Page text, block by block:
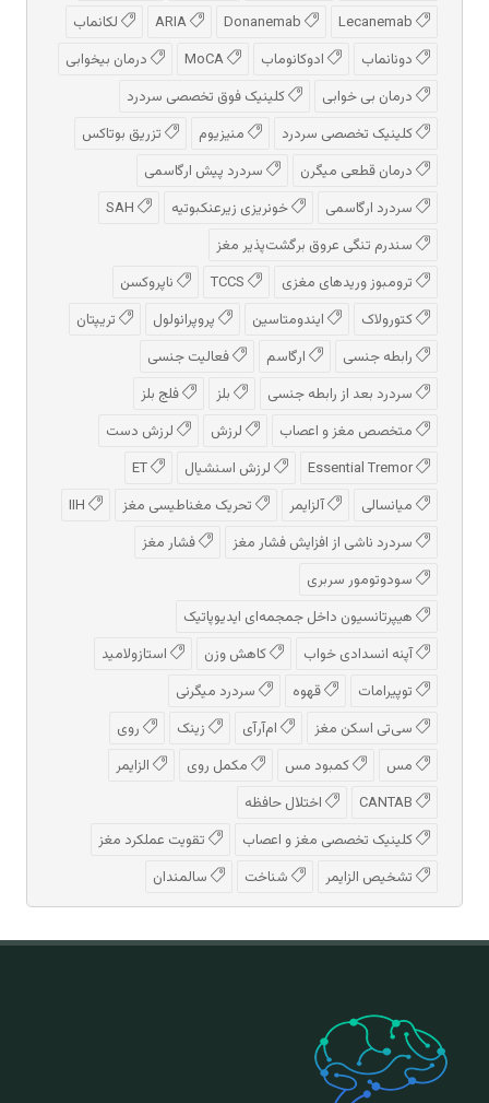
لکانماب
دونانماب
ادوكانوماب
درمان بیخوابی
درمان بی خوابی
کلینیک فوق تخصصی سردرد
کلینیک تخصصی سردرد
منیزیوم
تزریق بوتاکس
درمان قطعی میگرن
سردرد پیش‌ ارگاسمی
سردرد ارگاسمی
خونریزی زیرعنکبوتیه
سندرم تنگی عروق برگشت‌پذیر مغز
ترومبوز وریدهای مغزی
ناپروکسن
کتورولاک
ایندومتاسین پروپرانولول
تریپتان
رابطه جنسی
ارگاسم
فعالیت جنسی
سردرد بعد از رابطه جنسی
بلز
فلج بلز
متخصص مغز و اعصاب
لرزش
لرزش دست
لرزش اسنشیال
میانسالی
آلزایمر تحریک مغناطیسی مغز
سردرد ناشی از افزایش فشار مغز
فشار مغز
سودوتومور سربری
هیپرتانسیون داخل جمجمه‌ای ایدیوپاتیک
آپنه انسدادی خواب
کاهش وزن
استازولامید
توپیرامات
قهوه
سردرد میگرنی
سی‌تی اسکن مغز
ام‌آر‌آی زینک
روی
مس
کمبود مس مکمل روی
الزایمر
اختلال حافظه
کلینیک تخصصی مغز و اعصاب
تقویت عملکرد مغز
تشخیص الزایمر
شناخت سالمندان